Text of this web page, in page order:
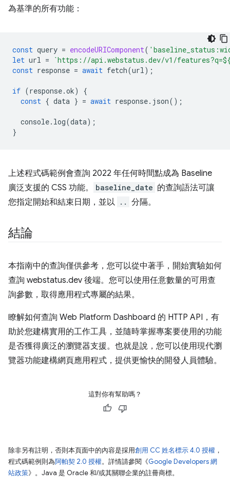
為基準的所有功能：
const query = encodeURIComponent(
let url = `https://api.webstatus.dev/v1/features?q=
const response = await fetch(url);
if (response.ok)
{
const { data } = await response. json();
console. log(data);
}
上述程式碼範例會查詢 2022 年任何時間點成為 Baseline
廣泛支援的 CSS 功能。
baseline_date 的查詢語法可讓
您指定開始和結束日期，並以
.. 分隔。
結論
本指南中的查詢僅供參考，您可以從中著手，開始實驗如何
查詢 webstatus.dev 後端。您可以使用任意數量的可用查
詢參數，取得應用程式專屬的結果。
瞭解如何查詢 Web Platform Dashboard 的 HTTP API，有
助於您建構實用的工作工具，並隨時掌握專案要使用的功能
是否獲得廣泛的瀏覽器支援。也就是說，您可以使用現代瀏
覽器功能建構網頁應用程式，提供更愉快的開發人員體驗。
這對你有幫助嗎？
除非另有註明，否則本頁面中的內容是採用創用 CC 姓名標示 4.0 授權 ，
程式碼範例則為阿帕契 2.0 授權。詳情請參閱《Google Developers 網
站政策》。Java 是 Oracle 和/或其關聯企業的註冊商標。